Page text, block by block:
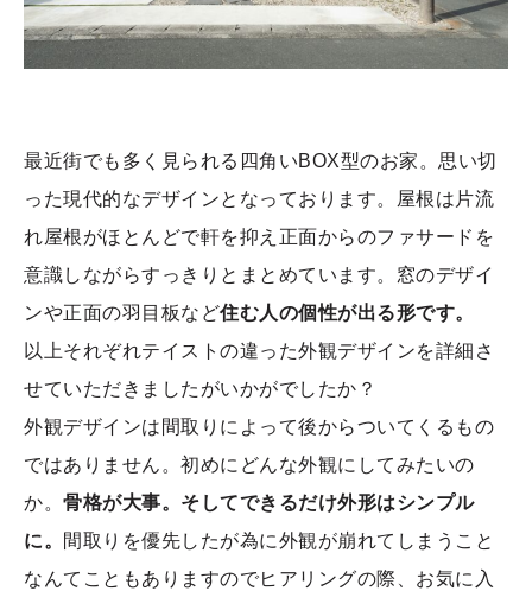
最近街でも多く見られる四角いBOX型のお家。思い切
った現代的なデザインとなっております。屋根は片流
れ屋根がほとんどで軒を抑え正面からのファサードを
意識しながらすっきりとまとめています。窓のデザイ
ンや正面の羽目板など住む人の個性が出る形です。
以上それぞれテイストの違った外観デザインを詳細さ
せていただきましたがいかがでしたか？
外観デザインは間取りによって後からついてくるもの
ではありません。初めにどんな外観にしてみたいの
か。骨格が大事。そしてできるだけ外形はシンプル
に。 間取りを優先したが為に外観が崩れてしまうこと
なんてこともありますのでヒアリングの際、お気に入